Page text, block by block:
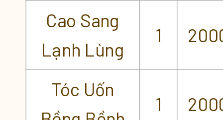
Cao Sang
Lạnh Lùng
1
Tóc Uốn
1